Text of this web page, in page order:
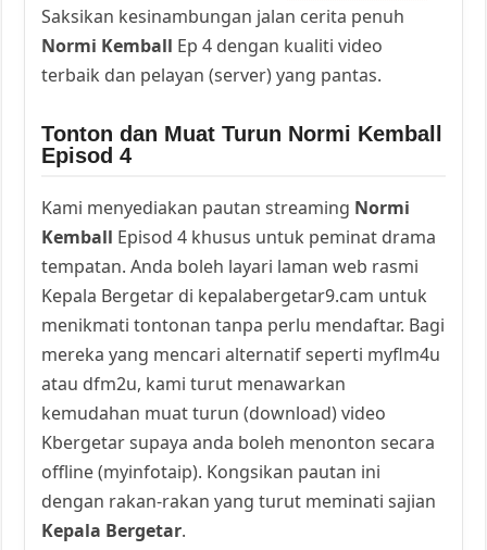
Saksikan kesinambungan jalan cerita penuh
Normi Kemball Ep 4 dengan kualiti video
terbaik dan pelayan (server) yang pantas.
Tonton dan Muat Turun Normi Kemball
Episod 4
Kami menyediakan pautan streaming Normi
Kemball Episod 4 khusus untuk peminat drama
tempatan. Anda boleh layari laman web rasmi
Kepala Bergetar di kepalabergetar9.cam untuk
menikmati tontonan tanpa perlu mendaftar. Bagi
mereka yang mencari alternatif seperti myflm4u
atau dfm2u, kami turut menawarkan
kemudahan muat turun (download) video
Kbergetar supaya anda boleh menonton secara
offline (myinfotaip). Kongsikan pautan ini
dengan rakan-rakan yang turut meminati sajian
Kepala Bergetar.